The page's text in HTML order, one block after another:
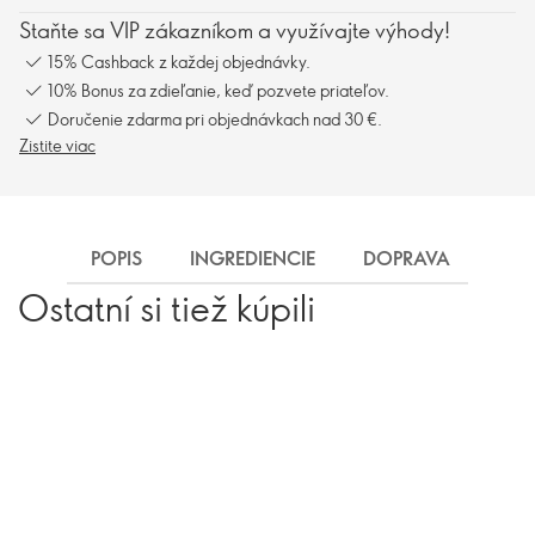
Staňte sa VIP zákazníkom a využívajte výhody!
15% Cashback z každej objednávky.
10% Bonus za zdieľanie, keď pozvete priateľov.
Doručenie zdarma pri objednávkach nad 30 €.
Zistite viac
POPIS INGREDIENCIE DOPRAVA
Ostatní si tiež kúpili